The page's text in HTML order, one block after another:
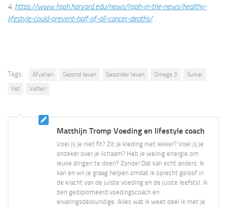
4. https://www.hsph.harvard.edu/news/hsph-in-the-news/healthy-
lifestyle-could-prevent-half-of-all-cancer-deaths/
Tags: Afvallen Gezond leven Gezonder leven Omega 3
Suiker
Vet
Vetten
Matthijn Tromp Voeding en lifestyle coach
Voel jij je niet fit? Zit je kleding niet lekker? Voel jij je
onzeker over je lichaam? Heb je weinig energie om
leuke dingen te doen? Zonde! Dat kan echt anders. Ik
kan en wil je graag helpen omdat ik oprecht geloof in
de kracht van de juiste voeding en de juiste leefstijl. Ik
ben gediplomeerd voedingscoach en
ervaringsdeskundige. Alles wat ik weet deel ik met je